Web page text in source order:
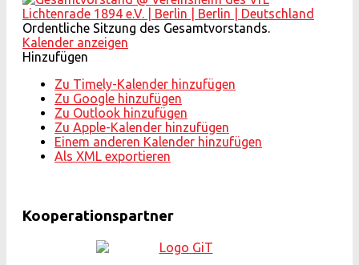
Ordentliche Sitzung des Gesamtvorstands.
Kalender anzeigen
Hinzufügen
Zu Timely-Kalender hinzufügen
Zu Google hinzufügen
Zu Outlook hinzufügen
Zu Apple-Kalender hinzufügen
Einem anderen Kalender hinzufügen
Als XML exportieren
Kooperationspartner